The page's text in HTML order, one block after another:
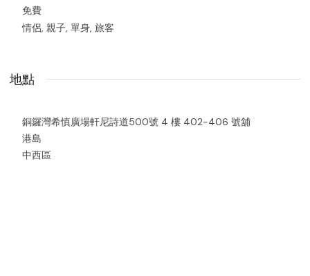
免費
情侶, 親子, 單身, 旅客
地點
銅鑼灣希慎廣場軒尼詩道500號 4 樓 402-406 號舖
港島
中西區